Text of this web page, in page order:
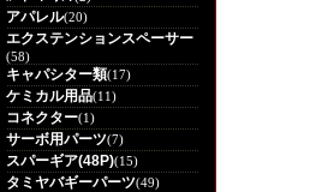
アパレル(20)
エクステンションスペーサー
(58)
キャパシター類(17)
ケミカル用品(11)
コネクター(1)
サーボ用パーツ(7)
スパーギア(48P)(15)
タミヤバギーパーツ(49)